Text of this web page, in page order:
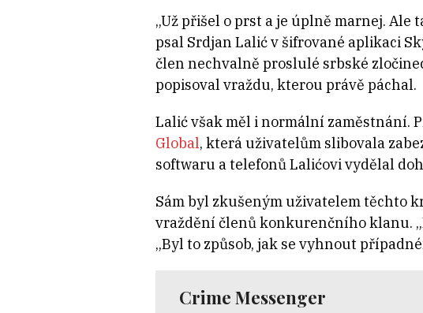
„Už přišel o prst a je úplně marnej. Ale
psal Srdjan Lalić v šifrované aplikaci
člen nechvalně proslulé srbské
popisoval vraždu, kterou právě páchal.
Lalić však měl i normální zaměstnání.
Global, která uživatelům slibovala
softwaru a telefonů Lalićovi vydělal
Sám byl zkušeným uživatelem těchto
vraždění členů konkurenčního klanu.
„Byl to způsob, jak se vyhnout
Crime Messenger